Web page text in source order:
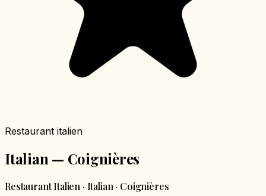
Restaurant italien
Italian — Coignières
Restaurant Italien · Italian · Coignières